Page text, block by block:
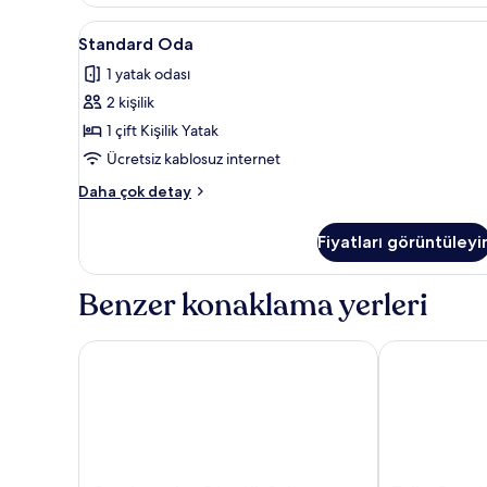
detay
Standard
Oda
için
tüm
fotoğrafları
görün
Kaliteli yatak takımı, odada
1
Standard Oda
1 yatak odası
2 kişilik
1 çift Kişilik Yatak
Ücretsiz kablosuz internet
Daha çok detay
Standard
fazla
Fiyatları
Benzer konaklama yerleri
Capricorn by Otantik Suites Tulip